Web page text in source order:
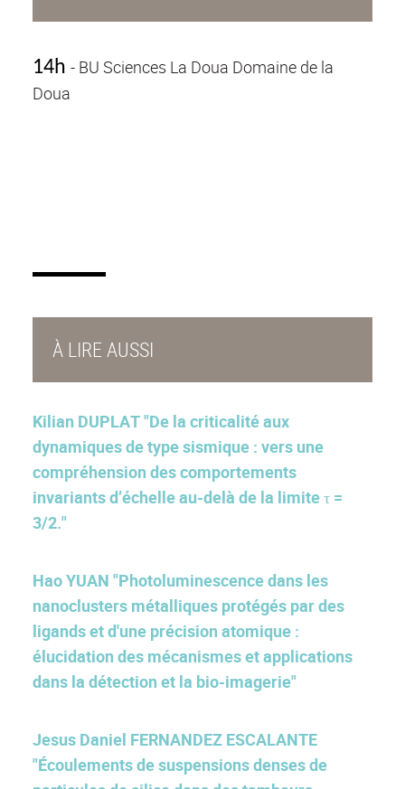
14h - BU Sciences La Doua Domaine de la
Doua
À LIRE AUSSI
Kilian DUPLAT "De la criticalité aux
dynamiques de type sismique : vers une
compréhension des comportements
invariants d’échelle au-delà de la limite τ =
3/2."
Hao YUAN "Photoluminescence dans les
nanoclusters métalliques protégés par des
ligands et d'une précision atomique :
élucidation des mécanismes et applications
dans la détection et la bio-imagerie"
Jesus Daniel FERNANDEZ ESCALANTE
"Écoulements de suspensions denses de